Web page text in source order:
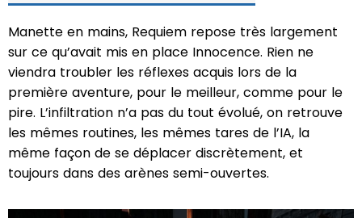
Manette en mains, Requiem repose très largement
sur ce qu’avait mis en place Innocence. Rien ne
viendra troubler les réflexes acquis lors de la
première aventure, pour le meilleur, comme pour le
pire. L’infiltration n’a pas du tout évolué, on retrouve
les mêmes routines, les mêmes tares de l’IA, la
même façon de se déplacer discrètement, et
toujours dans des arènes semi-ouvertes.